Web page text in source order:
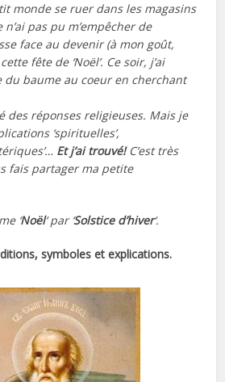
monde se ruer dans les magasins
pas pu m’empêcher de
face au devenir (à mon goût,
fête de ‘Noël’. Ce soir, j’ai
du baume au coeur en cherchant
des réponses religieuses. Mais je
‘spirituelles’,
Et j’ai trouvé!C’est très
fais partager ma petite
‘Noël‘ par ‘Solstice d’hiver‘.
symboles et explications.